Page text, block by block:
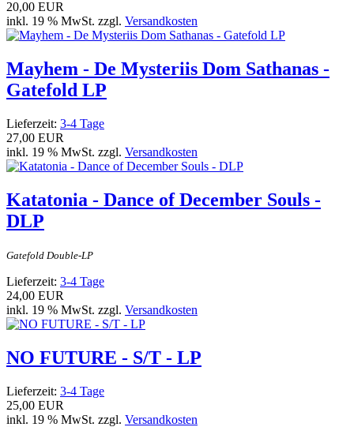
20,00 EUR
inkl. 19 % MwSt. zzgl. Versandkosten
Mayhem - De Mysteriis Dom Sathanas -
Gatefold LP
Lieferzeit: 3-4 Tage
27,00 EUR
inkl. 19 % MwSt. zzgl. Versandkosten
Katatonia - Dance of December Souls -
DLP
Gatefold Double-LP
Lieferzeit: 3-4 Tage
24,00 EUR
inkl. 19 % MwSt. zzgl. Versandkosten
NO FUTURE - S/T - LP
Lieferzeit: 3-4 Tage
25,00 EUR
inkl. 19 % MwSt. zzgl. Versandkosten